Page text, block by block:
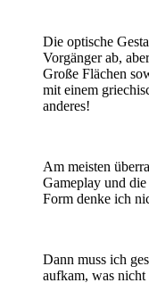
Die optische
Vorgänger ab,
Große Flächen
mit einem
anderes!
Am meisten
Gameplay und
Form denke ich
Dann muss ich
aufkam, was